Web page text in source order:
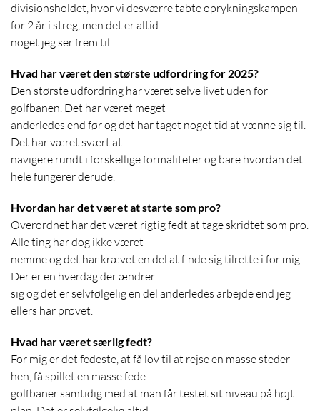
divisionsholdet, hvor vi desværre tabte oprykningskampen
for 2 år i streg, men det er altid
noget jeg ser frem til.
Hvad har været den største udfordring for 2025?
Den største udfordring har været selve livet uden for
golfbanen. Det har været meget
anderledes end før og det har taget noget tid at vænne sig til.
Det har været svært at
navigere rundt i forskellige formaliteter og bare hvordan det
hele fungerer derude.
Hvordan har det været at starte som pro?
Overordnet har det været rigtig fedt at tage skridtet som pro.
Alle ting har dog ikke været
nemme og det har krævet en del at finde sig tilrette i for mig.
Der er en hverdag der ændrer
sig og det er selvfølgelig en del anderledes arbejde end jeg
ellers har prøvet.
Hvad har været særlig fedt?
For mig er det fedeste, at få lov til at rejse en masse steder
hen, få spillet en masse fede
golfbaner samtidig med at man får testet sit niveau på højt